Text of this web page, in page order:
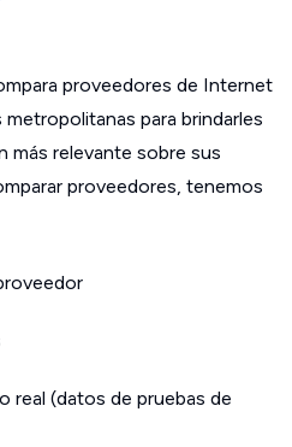
proveedores de Internet
para brindarles
más relevante sobre sus
proveedores, tenemos
real (datos de pruebas de